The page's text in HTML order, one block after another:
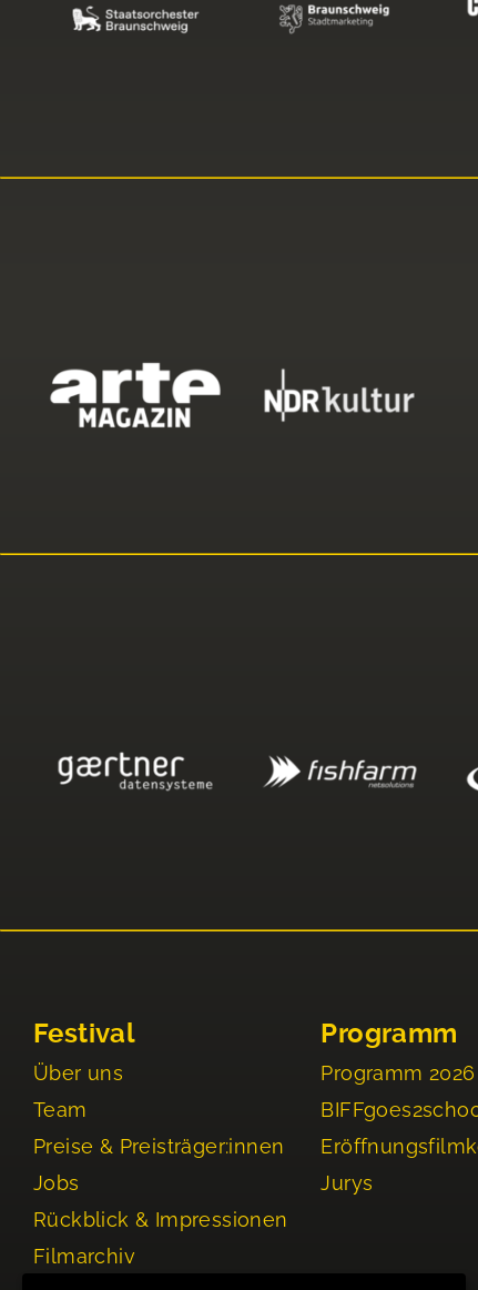
Festival
Über uns
Team
Preise & Preisträger:innen
Jobs
Rückblick & Impressionen
Filmarchiv
Programm
Programm 2026
Jurys